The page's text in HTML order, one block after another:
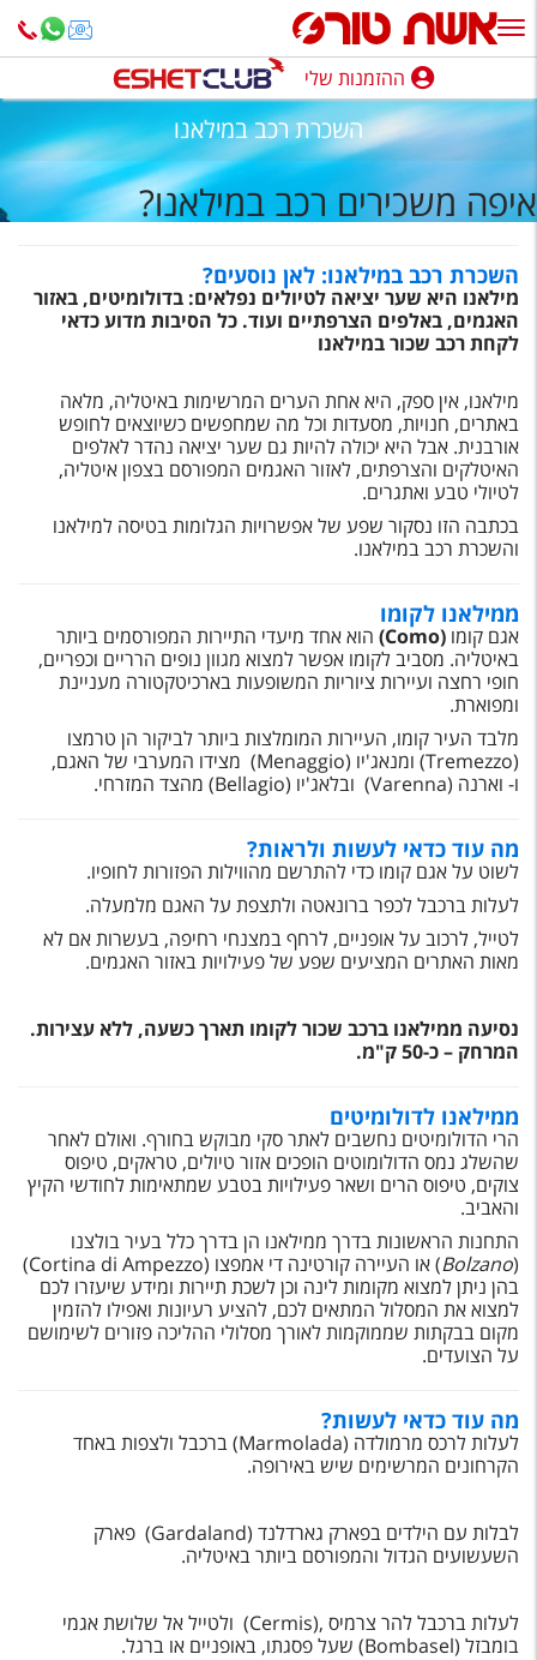
ההזמנות שלי
נופש בארץ
חופשה לפי סגנון
טיולים מאורגנים
סגנונות טיול
חבילות נופש
הרגע האחרון
חבילות בריאות וספא
טיסות לחו"ל
Русский
קרוז
מגזין אשת
טופס צור קשר
תקנון
נגישות
ההזמנות שלי
השכרת רכב במילאנו
איפה משכירים רכב במילאנו?
השכרת רכב במילאנו: לאן נוסעים?
מילאנו היא שער יציאה לטיולים נפלאים: בדולומיטים, באזור
האגמים, באלפים הצרפתיים ועוד. כל הסיבות מדוע כדאי
לקחת רכב שכור במילאנו
מילאנו, אין ספק, היא אחת הערים המרשימות באיטליה, מלאה
באתרים, חנויות, מסעדות וכל מה שמחפשים כשיוצאים לחופש
אורבנית. אבל היא יכולה להיות גם שער יציאה נהדר לאלפים
האיטלקים והצרפתים, לאזור האגמים המפורסם בצפון איטליה,
לטיולי טבע ואתגרים.
בכתבה הזו נסקור שפע של אפשרויות הגלומות בטיסה למילאנו
והשכרת רכב במילאנו.
ממילאנו לקומו
אגם קומו (
Como
) הוא אחד מיעדי התיירות המפורסמים ביותר
באיטליה. מסביב לקומו אפשר למצוא מגוון נופים הרריים וכפריים,
חופי רחצה ועיירות ציוריות המשופעות בארכיטקטורה מעניינת
ומפוארת.
מלבד העיר קומו, העיירות המומלצות ביותר לביקור הן טרמצו
(Tremezzo) ומנאג'יו (Menaggio) מצידו המערבי של האגם,
ו- וארנה (Varenna) ובלאג'יו (Bellagio) מהצד המזרחי.
מה עוד כדאי לעשות ולראות?
לשוט על אגם קומו כדי להתרשם מהווילות הפזורות לחופיו.
לעלות ברכבל לכפר ברונאטה ולתצפת על האגם מלמעלה.
לטייל, לרכוב על אופניים, לרחף במצנחי רחיפה, בעשרות אם לא
מאות האתרים המציעים שפע של פעילויות באזור האגמים.
נסיעה ממילאנו ברכב שכור לקומו תארך כשעה, ללא עצירות.
המרחק – כ-50 ק"מ.
ממילאנו לדולומיטים
הרי הדולומיטים נחשבים לאתר סקי מבוקש בחורף. ואולם לאחר
שהשלג נמס הדולומוטים הופכים אזור טיולים, טראקים, טיפוס
צוקים, טיפוס הרים ושאר פעילויות בטבע שמתאימות לחודשי הקיץ
והאביב.
התחנות הראשונות בדרך ממילאנו הן בדרך כלל בעיר בולצנו
(
Bolzano
) או העיירה קורטינה די אמפצו (Cortina di Ampezzo)
בהן ניתן למצוא מקומות לינה וכן לשכת תיירות ומידע שיעזרו לכם
למצוא את המסלול המתאים לכם, להציע רעיונות ואפילו להזמין
מקום בבקתות שממוקמות לאורך מסלולי ההליכה פזורים לשימושם
על הצועדים.
מה עוד כדאי לעשות?
לעלות לרכס מרמולדה (Marmolada) ברכבל ולצפות באחד
הקרחונים המרשימים שיש באירופה.
לבלות עם הילדים בפארק גארדלנד (Gardaland) פארק
השעשועים הגדול והמפורסם ביותר באיטליה.
לעלות ברכבל להר צרמיס ,(Cermis) ולטייל אל שלושת אגמי
בומבזל (Bombasel)
שעל פסגתו, באופניים או ברגל.